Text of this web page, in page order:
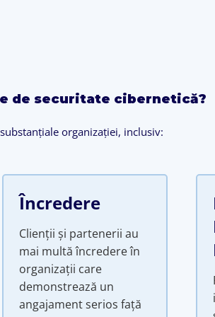
de securitate cibernetică?
organizației, inclusiv:
Încredere
Clienții și partenerii au
mai multă încredere în
organizații care
demonstrează un
angajament serios față